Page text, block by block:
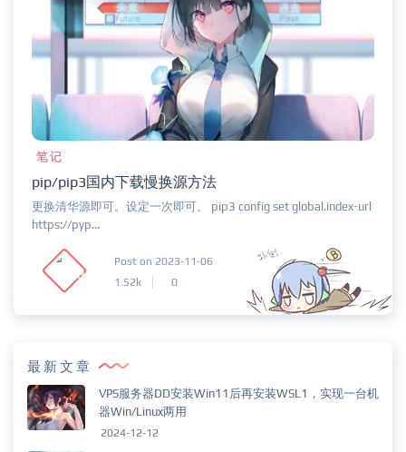
笔记
pip/pip3国内下载慢换源方法
更换清华源即可。设定一次即可。 pip3 config set global.index-url
https://pyp...
Post on 2023-11-06
1.52k
0
最新文章
VPS服务器DD安装Win11后再安装WSL1，实现一台机
器Win/Linux两用
2024-12-12